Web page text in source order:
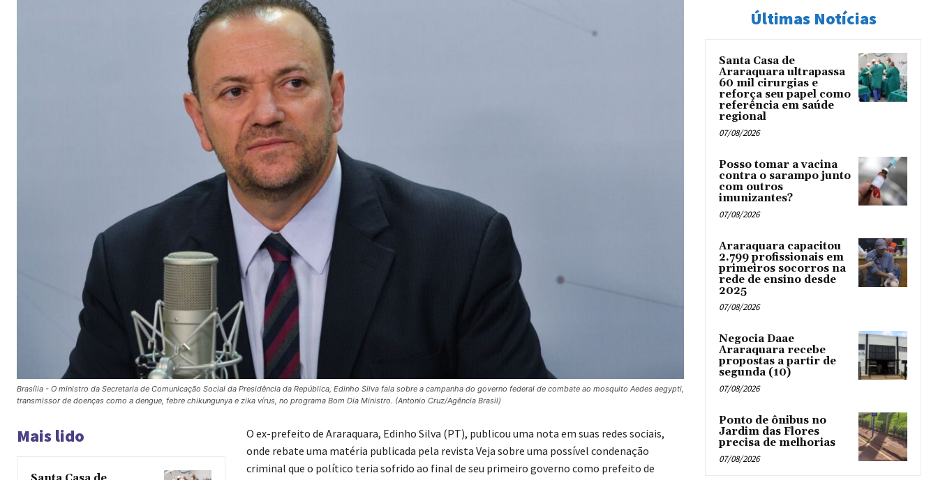
Brasília - O ministro da Secretaria de Comunicação Social da Presidência da República, Edinho Silva fala sobre a campanha do governo federal de combate ao mosquito Aedes aegypti,
transmissor de doenças como a dengue, febre chikungunya e zika vírus, no programa Bom Dia Ministro. (Antonio Cruz/Agência Brasil)
Mais lido
O ex-prefeito de Araraquara, Edinho Silva (PT), publicou uma nota em suas redes sociais,
onde rebate uma matéria publicada pela revista Veja sobre uma possível condenação
criminal que o político teria sofrido ao final de seu primeiro governo como prefeito de
Últimas Notícias
Santa Casa de
Araraquara ultrapassa
60 mil cirurgias e
reforça seu papel como
referência em saúde
regional
07/08/2026
Posso tomar a vacina
contra o sarampo junto
com outros
imunizantes?
07/08/2026
Araraquara capacitou
2.799 profissionais em
primeiros socorros na
rede de ensino desde
2025
07/08/2026
Negocia Daae
Araraquara recebe
propostas a partir de
segunda (10)
07/08/2026
Ponto de ônibus no
Jardim das Flores
precisa de melhorias
07/08/2026